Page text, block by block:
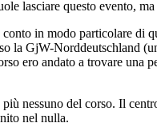
lasciare questo evento,
in modo particolare di
la GjW-Norddeutschland
ero andato a trovare una
nessuno del corso. Il
nel nulla.